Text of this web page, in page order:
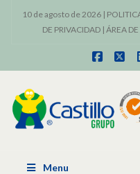
10 de agosto de 2026 |
DE PRIVACIDAD| ÁREA
X
Menu